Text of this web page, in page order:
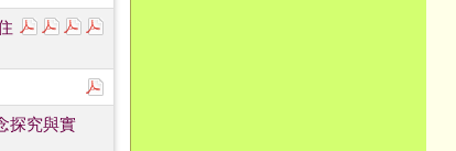
下載：115年原住民族教育政策研討會投稿申請表.pdf
下載：115年原住民族教育政策研討會-青年學者論壇
下載：115年原住民族教育政策研討會-青年學者
探究與實